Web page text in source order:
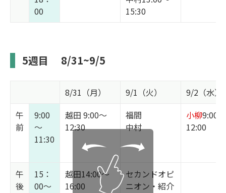
00
15:30
5週目 8/31~9/5
8/31（月） 9/1（火）
9/2（水）
午
前
9:00
～
11:30
越田 9:00～
12:30
福間
中村
小柳9:00～
12:00
午
後
15：
00～
越田14:00～
16:00
セカンドオピ
ニオン・紹介